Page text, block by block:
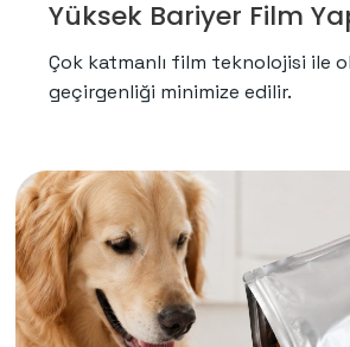
Yüksek Bariyer Film
Çok katmanlı film teknolojisi ile
geçirgenliği minimize edilir.